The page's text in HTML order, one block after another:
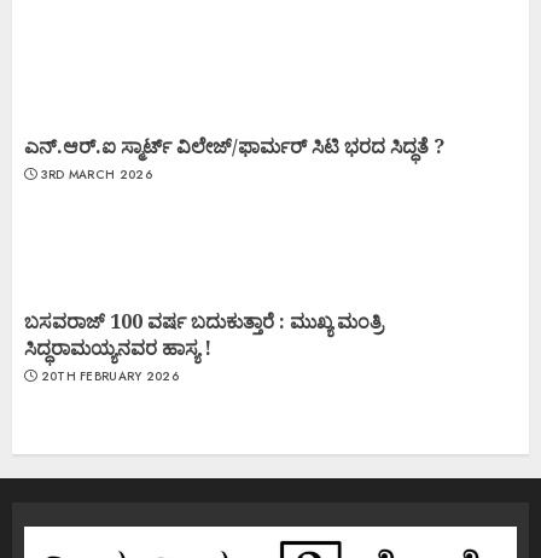
ಎನ್.ಆರ್.ಐ ಸ್ಮಾರ್ಟ್ ವಿಲೇಜ್/ಫಾರ್ಮರ್ ಸಿಟಿ ಭರದ ಸಿದ್ಧತೆ ?
3RD MARCH 2026
ಬಸವರಾಜ್ 100 ವರ್ಷ ಬದುಕುತ್ತಾರೆ : ಮುಖ್ಯ ಮಂತ್ರಿ
ಸಿದ್ಧರಾಮಯ್ಯನವರ ಹಾಸ್ಯ !
20TH FEBRUARY 2026